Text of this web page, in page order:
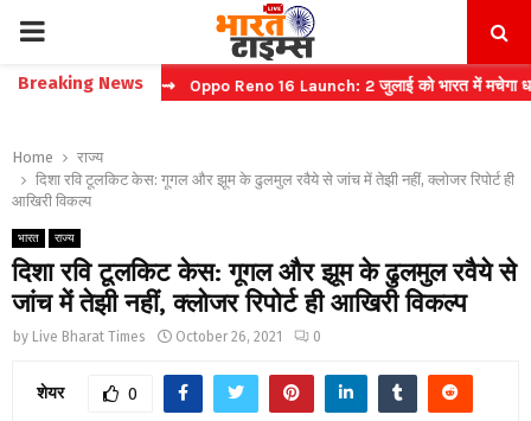
PRIMARY
MENU
Breaking News
टिकट बुकिंग ⇝ Oppo Reno 16 Launch: 2 जुलाई को भारत में मचेगा धमाल
Home
राज्य
दिशा रवि टूलकिट केस: गूगल और झूम के ढुलमुल रवैये से जांच में तेझी नहीं, क्लोजर रिपोर्ट ही
आखिरी विकल्प
भारत राज्य
दिशा रवि टूलकिट केस: गूगल और झूम के ढुलमुल रवैये से
जांच में तेझी नहीं, क्लोजर रिपोर्ट ही आखिरी विकल्प
by Live Bharat Times October 26, 2021 0
शेयर 0